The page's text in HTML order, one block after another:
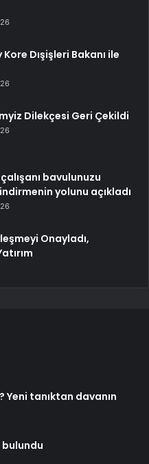
Dışişleri Bakanı ile
Dilekçesi Geri Çekildi
bavulunuzu
yolunu açıkladı
Onayladı,
tanıktan davanın